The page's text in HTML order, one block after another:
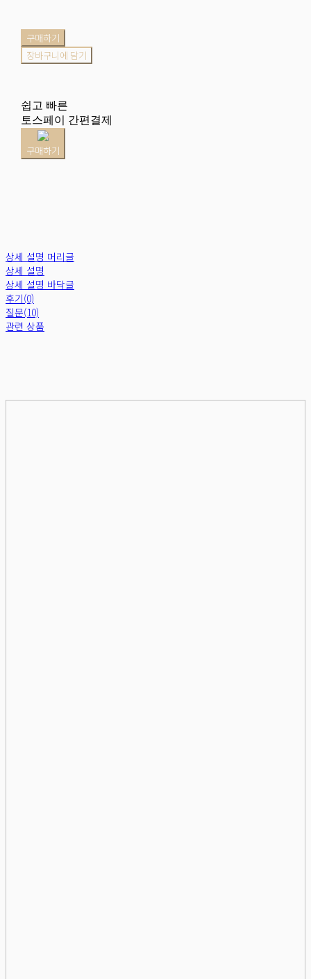
구매하기
장바구니에 담기
쉽고 빠른
토스페이 간편결제
구매하기
상세 설명 머리글
상세 설명
상세 설명 바닥글
후기(0)
질문(10)
관련 상품